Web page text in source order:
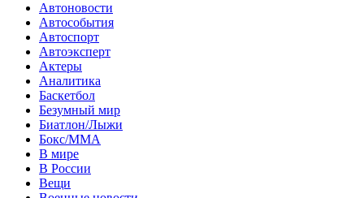
Автоновости
Автособытия
Автоспорт
Автоэксперт
Актеры
Аналитика
Баскетбол
Безумный мир
Биатлон/Лыжи
Бокс/MMA
В мире
В России
Вещи